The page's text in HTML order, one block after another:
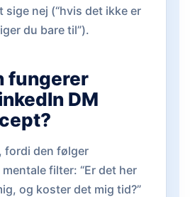
sige nej (“hvis det ikke er
du bare til”).
fungerer
DM
fordi den følger
filter: “Er det her
og koster det mig tid?”